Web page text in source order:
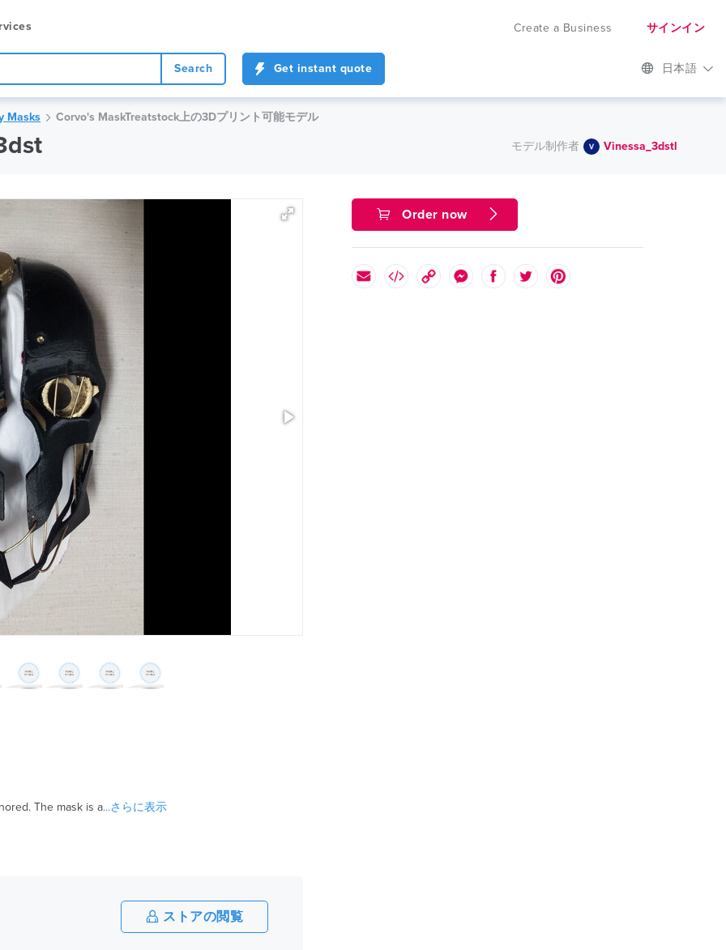
Create a Business サインイン
Search Get instant quote 日本語
Masks Corvo's MaskTreatstock上の3Dプリント可能モデル
モデル制作者 Vinessa_3dstl
Order now
The mask is a...さらに表示
ストアの閲覧